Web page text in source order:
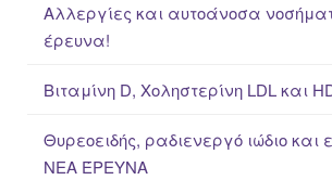
Αλλεργίες και αυτοάνοσα
έρευνα!
Βιταμίνη D, Χοληστερίνη LDL και
Θυρεοειδής, ραδιενεργό ιώδιο και
ΝΕΑ ΈΡΕΥΝΑ